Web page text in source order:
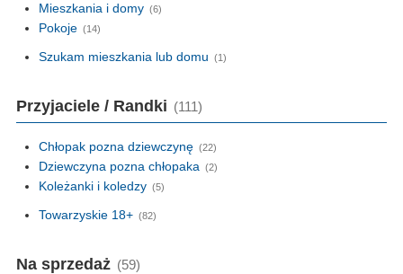
Mieszkania i domy (6)
Pokoje (14)
Szukam mieszkania lub domu (1)
Przyjaciele / Randki (111)
Chłopak pozna dziewczynę (22)
Dziewczyna pozna chłopaka (2)
Koleżanki i koledzy (5)
Towarzyskie 18+ (82)
Na sprzedaż (59)